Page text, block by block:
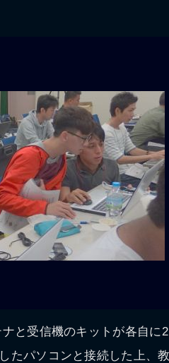
と受信機のキットが各自に
たパソコンと接続した上、